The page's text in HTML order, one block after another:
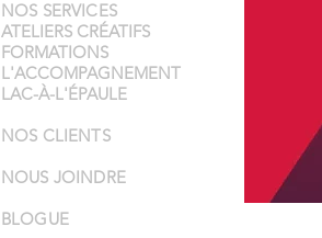
NOS SERVICES
ATELIERS CRÉATIFS
FORMATIONS
L'ACCOMPAGNEMENT
LAC-À-L'ÉPAULE
NOS CLIENTS
NOUS JOINDRE
BLOGUE